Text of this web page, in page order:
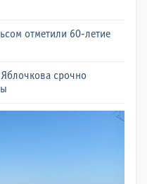
отметили 60-летие
срочно